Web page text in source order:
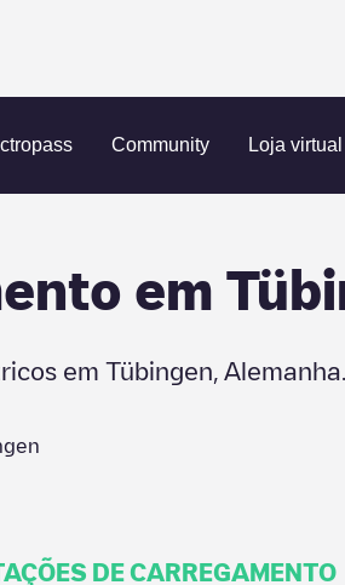
Community Loja virtual
em
em Tübingen Alemanha
DE CARREGAMENTO